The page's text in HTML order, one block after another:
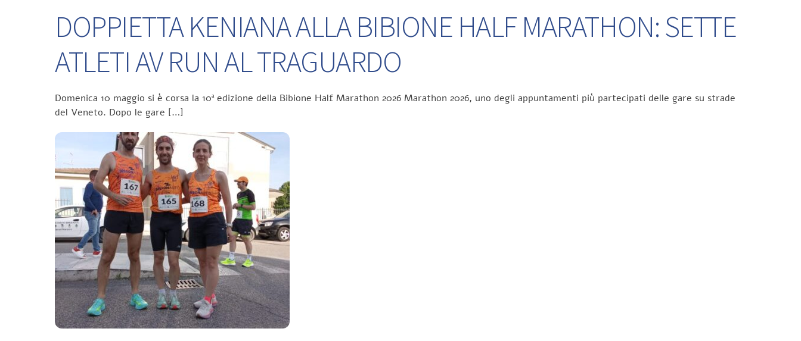
DOPPIETTA KENIANA ALLA BIBIONE HALF MARATHON: SETTE
ATLETI AV RUN AL TRAGUARDO
Domenica 10 maggio si è corsa la 10ª edizione della Bibione Half Marathon 2026 Marathon 2026, uno degli appuntamenti più partecipati delle gare su strade
del Veneto. Dopo le gare […]